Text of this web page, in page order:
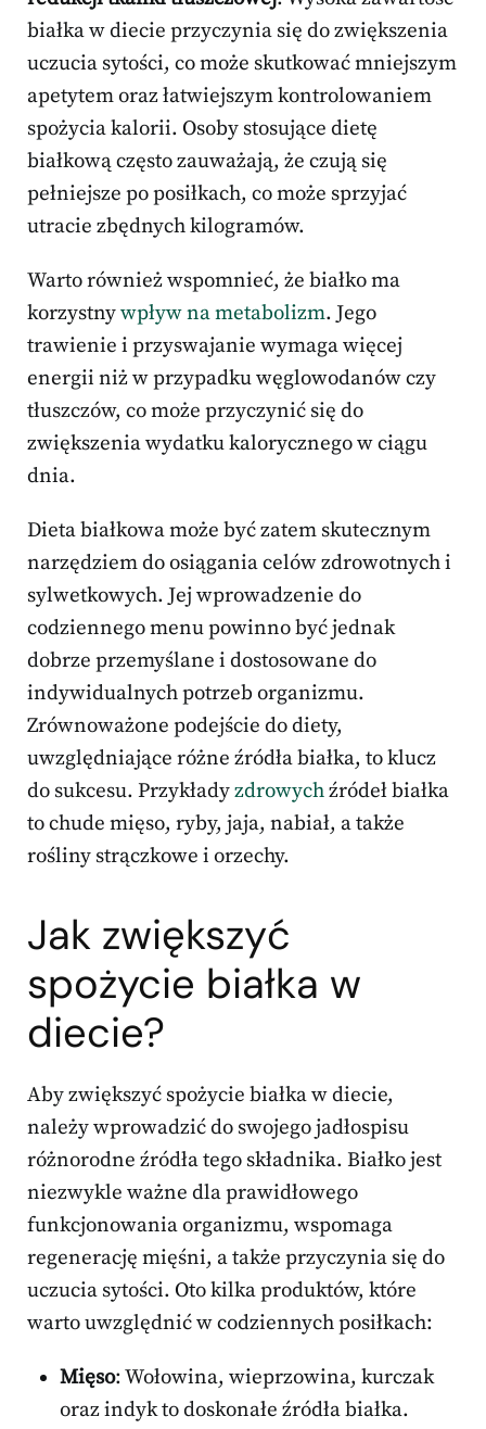
białka w diecie przyczynia się do zwiększenia
uczucia sytości, co może skutkować mniejszym
apetytem oraz łatwiejszym kontrolowaniem
spożycia kalorii. Osoby stosujące dietę
białkową często zauważają, że czują się
pełniejsze po posiłkach, co może sprzyjać
utracie zbędnych kilogramów.
Warto również wspomnieć, że białko ma
korzystnywpływ na metabolizm. Jego
trawienie i przyswajanie wymaga więcej
energii niż w przypadku węglowodanów czy
tłuszczów, co może przyczynić się do
zwiększenia wydatku kalorycznego w ciągu
dnia.
Dieta białkowa może być zatem skutecznym
narzędziem do osiągania celów zdrowotnych i
sylwetkowych. Jej wprowadzenie do
codziennego menu powinno być jednak
dobrze przemyślane i dostosowane do
indywidualnych potrzeb organizmu.
Zrównoważone podejście do diety,
uwzględniające różne źródła białka, to klucz
do sukcesu. Przykładyzdrowychźródeł białka
to chude mięso, ryby, jaja, nabiał, a także
rośliny strączkowe i orzechy.
Jak zwiększyć
spożycie białka w
diecie?
Aby zwiększyć spożycie białka w diecie,
należy wprowadzić do swojego jadłospisu
różnorodne źródła tego składnika. Białko jest
niezwykle ważne dla prawidłowego
funkcjonowania organizmu, wspomaga
regenerację mięśni, a także przyczynia się do
uczucia sytości. Oto kilka produktów, które
warto uwzględnić w codziennych posiłkach:
Mięso: Wołowina, wieprzowina, kurczak
oraz indyk to doskonałe źródła białka.